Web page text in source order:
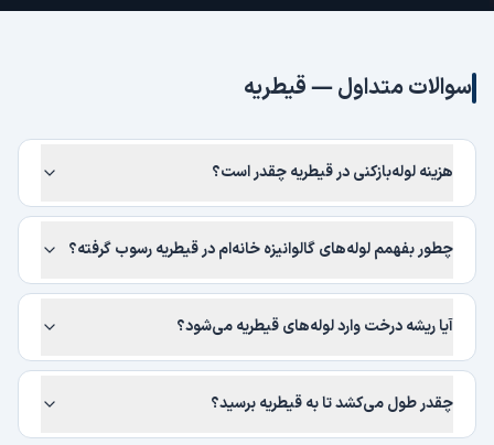
سوالات متداول —قیطریه
هزینه لوله‌بازکنی در قیطریه چقدر است؟
چطور بفهمم لوله‌های گالوانیزه خانه‌ام در قیطریه رسوب گرفته؟
آیا ریشه درخت وارد لوله‌های قیطریه می‌شود؟
چقدر طول می‌کشد تا به قیطریه برسید؟